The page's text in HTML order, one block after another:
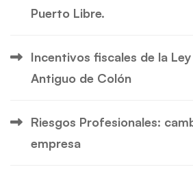
Puerto Libre.
Incentivos fiscales de la
Antiguo de Colón
Riesgos Profesionales:
empresa